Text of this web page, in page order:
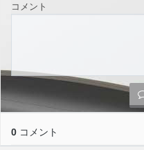
コメント
0 コメント